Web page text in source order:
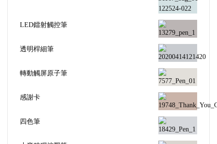
LED鐳射觸控筆
透明桿細筆
轉動觸屏原子筆
感謝卡
四色筆